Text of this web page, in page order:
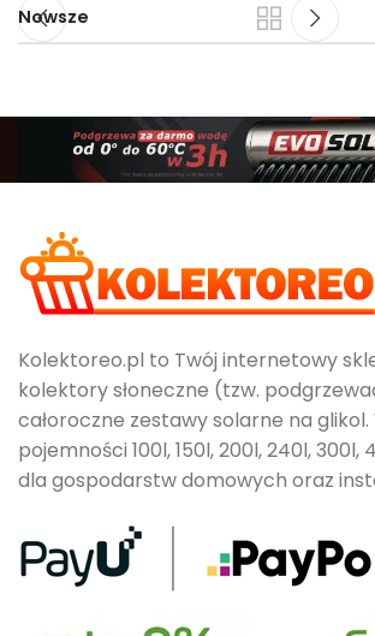
Nowsze
Kolektoreo.pl to Twój internetowy
kolektory słoneczne (tzw.
całoroczne zestawy solarne na
pojemności 100l, 150l, 200l, 240l, 300l,
dla gospodarstw domowych oraz